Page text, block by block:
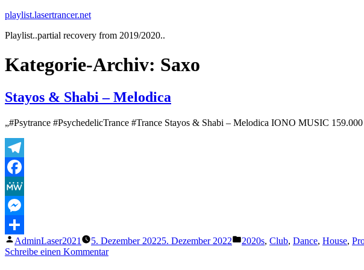
Zum
springen
playlist.lasertrancer.net
Playlist..partial recovery from 2019/2020..
Kategorie-Archiv: Saxo
Stayos & Shabi – Melodica
„#Psytrance #PsychedelicTrance #Trance Stayos & Shabi – Melodica IONO MUSIC
Telegram
Facebook
MeWe
Messenger
Teilen
Veröffentlicht
von
AdminLaser2021 5. Dezember 20225. Dezember 2022
Veröffentlicht
2020s, Club, Dance, House,
Schreibe einen Kommentarzu